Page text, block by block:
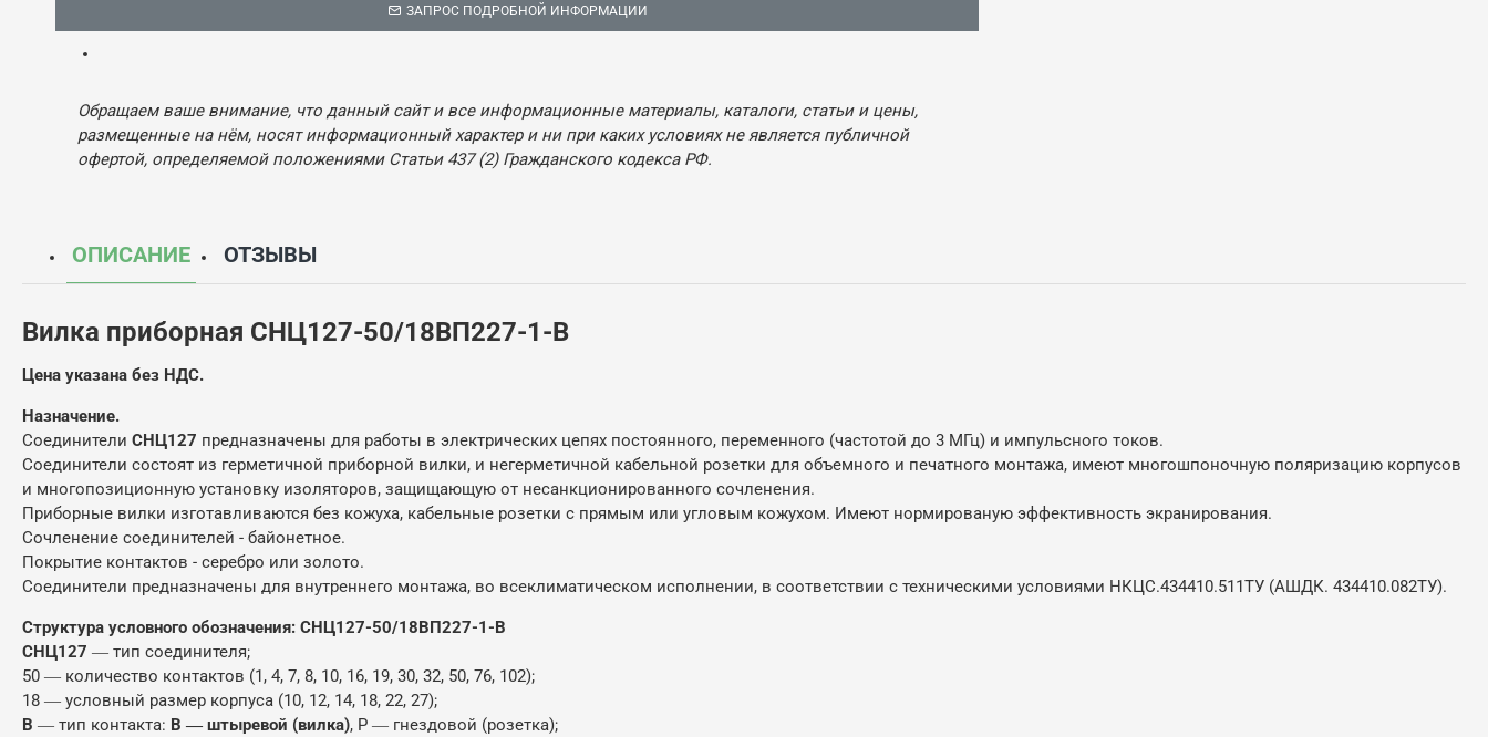
ЗАПРОС ПОДРОБНОЙ ИНФОРМАЦИИ
Обращаем ваше внимание, что данный сайт и все информационные материалы, каталоги, статьи и цены,
размещенные на нём, носят информационный характер и ни при каких условиях не является публичной
офертой, определяемой положениями Статьи 437 (2) Гражданского кодекса РФ.
ОПИСАНИЕ ОТЗЫВЫ
Вилка приборная СНЦ127-50/18ВП227-1-В
Цена указана без НДС.
Назначение.
Соединители СНЦ127 предназначены для работы в электрических цепях постоянного, переменного (частотой до 3 МГц) и импульсного токов.
Соединители состоят из герметичной приборной вилки, и негерметичной кабельной розетки для объемного и печатного монтажа, имеют многошпоночную поляризацию корпусов
и многопозиционную установку изоляторов, защищающую от несанкционированного сочленения.
Приборные вилки изготавливаются без кожуха, кабельные розетки с прямым или угловым кожухом. Имеют нормированую эффективность экранирования.
Сочленение соединителей - байонетное.
Покрытие контактов - серебро или золото.
Соединители предназначены для внутреннего монтажа, во всеклиматическом исполнении, в соответствии с техническими условиями НКЦС.434410.511ТУ (АШДК. 434410.082ТУ).
Структура условного обозначения: СНЦ127-50/18ВП227-1-В
СНЦ127 ― тип соединителя;
50 ― количество контактов (1, 4, 7, 8, 10, 16, 19, 30, 32, 50, 76, 102);
18 ― условный размер корпуса (10, 12, 14, 18, 22, 27);
В ― тип контакта: В ― штыревой (вилка), Р ― гнездовой (розетка);